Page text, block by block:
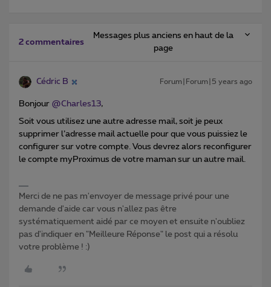
2 commentaires
Messages plus anciens en haut de la
page
Cédric B Forum|Forum|5 years ago
Bonjour @Charles13,
Soit vous utilisez une autre adresse mail, soit je peux
supprimer l’adresse mail actuelle pour que vous puissiez le
configurer sur votre compte. Vous devrez alors reconfigurer
le compte myProximus de votre maman sur un autre mail.
Merci de ne pas m'envoyer de message privé pour une
demande d'aide car vous n'allez pas être
systématiquement aidé par ce moyen et ensuite n'oubliez
pas d'indiquer en "Meilleure Réponse" le post qui a résolu
votre problème ! :)